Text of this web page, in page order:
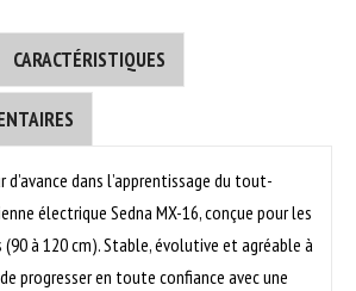
CARACTÉRISTIQUES
d’avance dans l’apprentissage du tout-
électrique Sedna MX-16, conçue pour les
à 120 cm). Stable, évolutive et agréable à
progresser en toute confiance avec une